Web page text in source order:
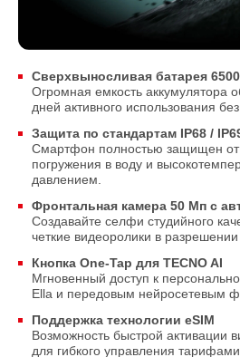
Сверхвыносливая батарея
Огромная емкость аккумулятора
дней активного использования
Защита по стандартам IP68 /
Смартфон полностью защищен от
погружения в воду и
давлением.
Фронтальная камера 50 Мп с
Создавайте селфи студийного
четкие видеоролики в разрешении
Кнопка One-Tap для TECNO AI
Мгновенный доступ к
Ella и передовым нейросетевым
Поддержка технологии eSIM
Возможность быстрой активации
для гибкого управления тарифами